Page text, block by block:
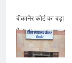
बीकानेर कोर्ट का बड़ा
फैसला